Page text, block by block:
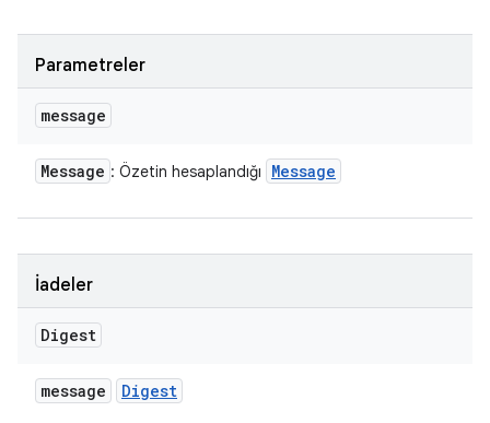
Parametreler
message
Message : Özetin hesaplandığı Message
İadeler
Digest
message Digest